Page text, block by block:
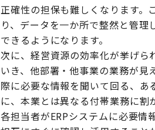
正確性の担保も難しくなります。
り、データを一か所で整然と管
できるようになります。
次に、経営資源の効率化が挙げら
いき、他部署・他事業の業務が見
際に必要な情報を聞いて回る、あ
に、本業とは異なる付帯業務に割
各担当者がERPシステムに必要情